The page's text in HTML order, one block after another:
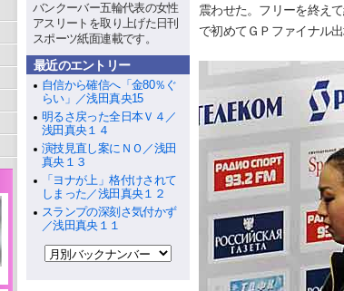
震わせた。フリーを終え
で初めてＧＰファイナル出
バンクーバー五輪代表の女性
アスリートを取り上げた日刊
スポーツ紙面連載です。
最近のエントリー
自信から確信へ「金80％ぐ
らい」／浅田真央15
明るさ戻った全日本Ｖ４／
浅田真央１４
演技見直し案にＮＯ／浅田
真央１３
「ヨナが上」格付けされて
しまった／浅田真央１２
スランプの深刻さ気付かず
／浅田真央１１